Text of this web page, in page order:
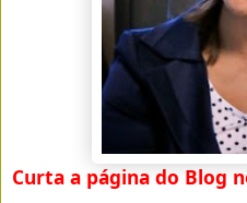
Curta a página do Blog